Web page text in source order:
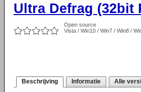
Ultra Defrag (32bit
Open source
Vista / Win10 / Win7 / Win8 /
Beschrijving Informatie Alle